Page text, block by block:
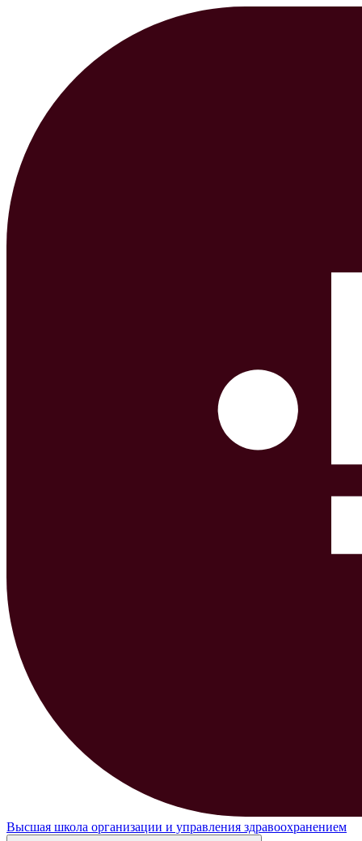
Высшая школа организации и управления здравоохранением